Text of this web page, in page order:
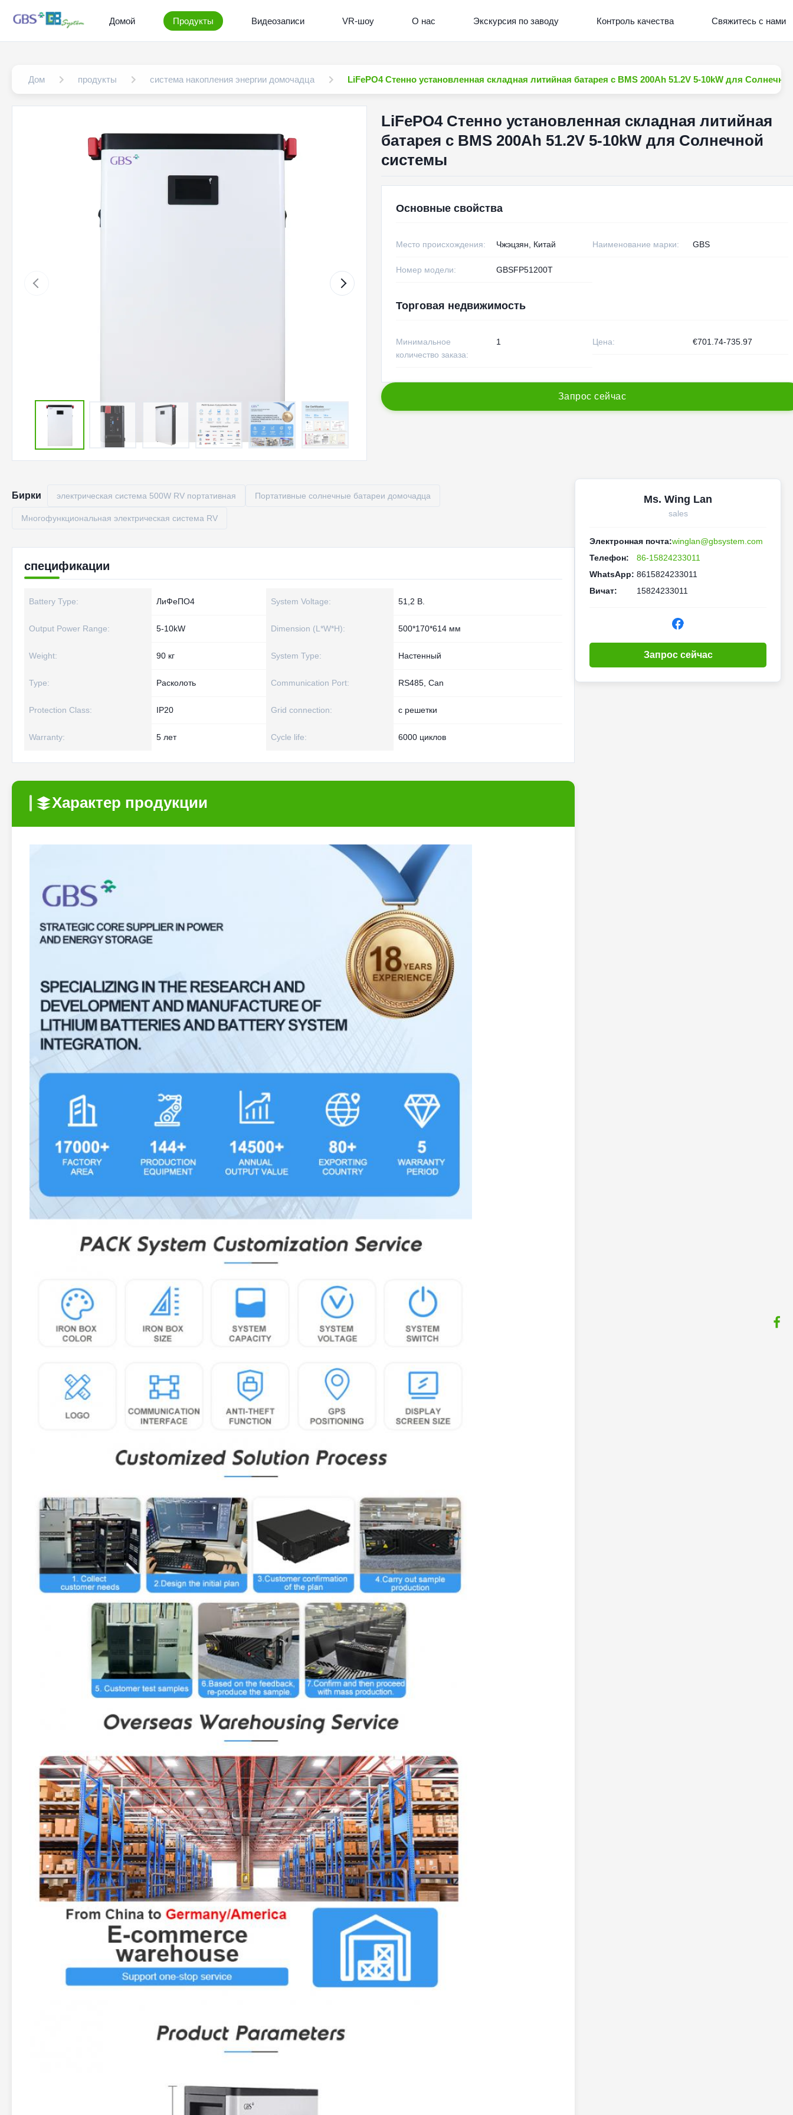
Домой Продукты Видеозаписи VR-шоу О нас Экскурсия по заводу Контроль качества Свяжитесь с нами
Дом продукты система накопления энергии домочадца LiFePO4 Стенно установленная складная литийная батарея с BMS 200Ah 51.2V 5-10kW для
LiFePO4 Стенно установленная складная литийная
батарея с BMS 200Ah 51.2V 5-10kW для Солнечной
системы
Основные свойства
Место происхождения: Чжэцзян, Китай Наименование марки: GBS
Номер модели: GBSFP51200T
Торговая недвижимость
Минимальное
количество заказа:
1 Цена: €701.74-735.97
Запрос сейчас
Бирки электрическая система 500W RV портативная Портативные солнечные батареи домочадца
Многофункциональная электрическая система RV
спецификации
Battery Type: ЛиФеПО4 System Voltage: 51,2 В.
Output Power Range: 5-10kW Dimension (L*W*H): 500*170*614 мм
Weight: 90 кг System Type: Настенный
Type: Расколоть Communication Port: RS485, Can
Protection Class: IP20 Grid connection: с решетки
Warranty: 5 лет Cycle life: 6000 циклов
Характер продукции
Ms. Wing Lan
sales
Электронная почта:winglan@gbsystem.com
Телефон:
86-15824233011
WhatsApp: 8615824233011
Вичат:
15824233011
Запрос сейчас